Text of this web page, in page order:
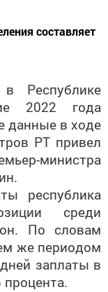
2022 года
данные в ходе
РТ привел
министра
республика
среди
По словам
же периодом
заплаты в
процента.